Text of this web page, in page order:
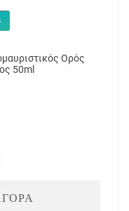
Ορός
50ml